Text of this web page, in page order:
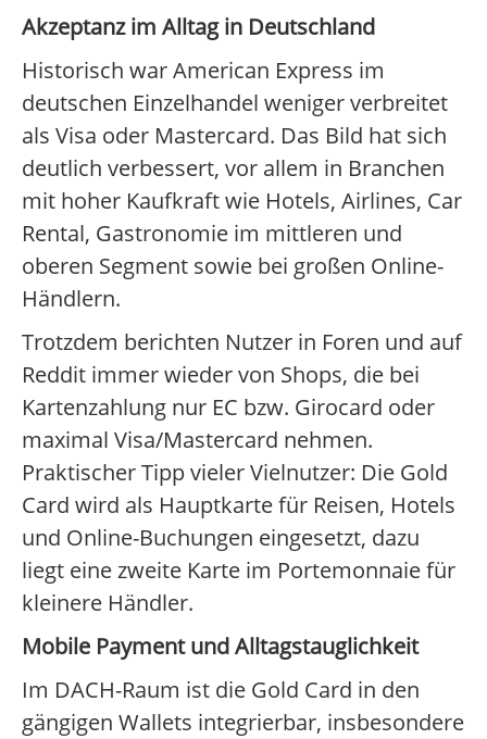
Akzeptanz im Alltag in Deutschland
Historisch war American Express im
deutschen Einzelhandel weniger verbreitet
als Visa oder Mastercard. Das Bild hat sich
deutlich verbessert, vor allem in Branchen
mit hoher Kaufkraft wie Hotels, Airlines, Car
Rental, Gastronomie im mittleren und
oberen Segment sowie bei großen Online-
Händlern.
Trotzdem berichten Nutzer in Foren und auf
Reddit immer wieder von Shops, die bei
Kartenzahlung nur EC bzw. Girocard oder
maximal Visa/Mastercard nehmen.
Praktischer Tipp vieler Vielnutzer: Die Gold
Card wird als Hauptkarte für Reisen, Hotels
und Online-Buchungen eingesetzt, dazu
liegt eine zweite Karte im Portemonnaie für
kleinere Händler.
Mobile Payment und Alltagstauglichkeit
Im DACH-Raum ist die Gold Card in den
gängigen Wallets integrierbar, insbesondere